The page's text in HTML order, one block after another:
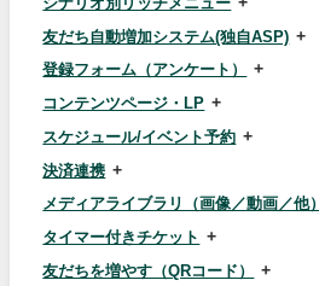
友だち自動増加システム(独自ASP)
登録フォーム（アンケート）
コンテンツページ・LP
スケジュール/イベント予約
決済連携
メディアライブラリ（画像／動画／他）
タイマー付きチケット
友だちを増やす（QRコード）